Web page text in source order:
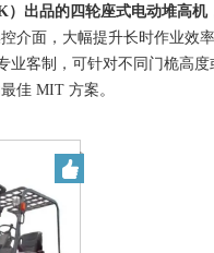
出品的 四轮座式电动堆高机
介面，大幅提升长时作业效率
业客制，可针对不同门桅高
佳 MIT 方案。